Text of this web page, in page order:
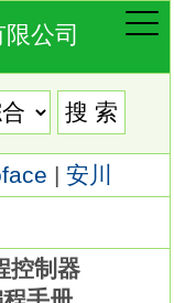
公司
| 安川
控制器